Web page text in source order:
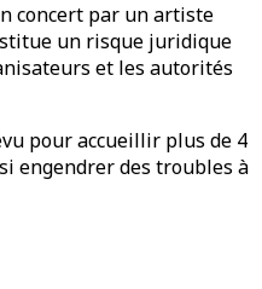
concert par un artiste
un risque juridique
et les autorités
pour accueillir plus de 4
engendrer des troubles à